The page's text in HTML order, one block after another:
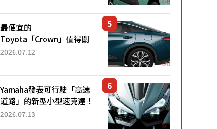
還推出467萬元日圓起的5
人座版...
最便宜的
Toyota「Crown」值得關
注！ 搭載4WD、每公升
眼！ 配備豐富、超越售價
水準，堪稱高CP值代表的
「...
2026.07.12
Yamaha發表可行駛「高速
道路」的新型小型速克達！
搭載能享受超強勁「渦輪
2026.07.13